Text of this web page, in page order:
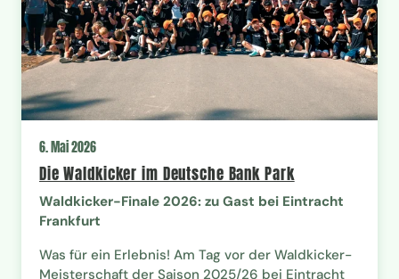
6. Mai 2026
Die Waldkicker im Deutsche Bank Park
Waldkicker-Finale 2026: zu Gast bei Eintracht
Frankfurt
Was für ein Erlebnis! Am Tag vor der Waldkicker-
Meisterschaft der Saison 2025/26 bei Eintracht